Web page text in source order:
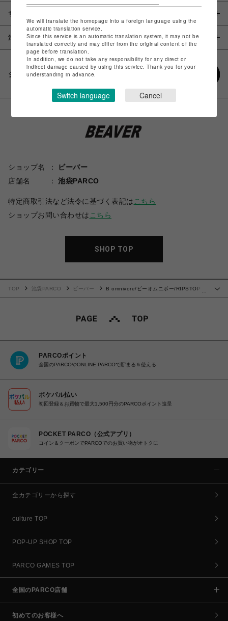
サイズ
注意事項
シェアする
ショップ名
ビーバー
店舗名
池袋PARCO
特定商取引法など法令に基づく表記は こちら
ショップお問い合わせは こちら
SHOP TOP
TOP 池袋PARCO ビーバー
B omnivore/ビーオムニボー/RIPSTOP
PARCOポイント
全国のPARCOやONLINE PARCOで貯まる＆使える
ポケパル払い
初回登録＆お買物で最大1,500円分のPARCOポイント進呈
POCKET PARCO（公式アプリ）
コイン＆クーポンでPARCOでのお買い物がオトクに
カテゴリー
全カテゴリーから探す
culture TOP
POP-UP SHOP TOP
PARCO GAMES TOP
全国のPARCO店舗
初めてのお客様へ
We will translate the homepage into a foreign language using the
automatic translation service.
Since this service is an automatic translation system, it may not be
translated correctly and may differ from the original content of the
page before translation.
In addition, we do not take any responsibility for any direct or
indirect damage caused by using this service. Thank you for your
understanding in advance.
Switch language Cancel